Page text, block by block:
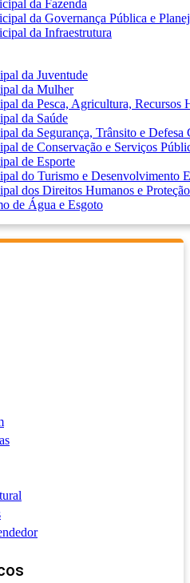
da Fazenda
da Governança Pública e
da Infraestrutura
da Juventude
da Mulher
da Pesca, Agricultura, Recursos
da Saúde
da Segurança, Trânsito e Defesa
de Conservação e Serviços
de Esporte
do Turismo e Desenvolvimento
dos Direitos Humanos e
de Água e Esgoto